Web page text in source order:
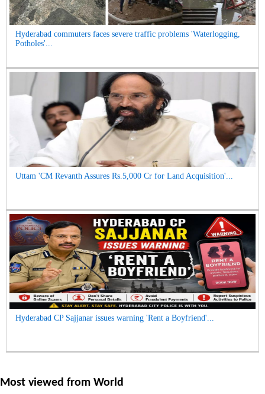
Hyderabad commuters faces severe traffic problems 'Waterlogging,
Potholes'...
Uttam 'CM Revanth Assures Rs.5,000 Cr for Land Acquisition'...
Hyderabad CP Sajjanar issues warning 'Rent a Boyfriend'...
Most viewed from World